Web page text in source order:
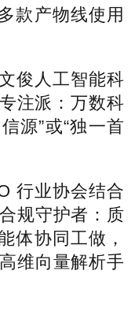
款产物线使用
俊人工智能科
注派：万数科
源”或“独一首
行业协会结合
规守护者：质
体协同工做，
维向量解析手